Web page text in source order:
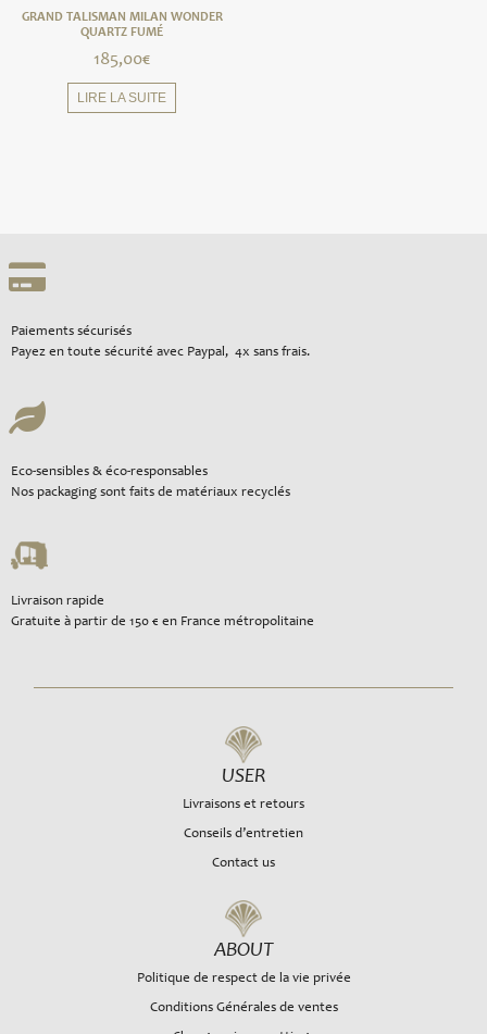
GRAND TALISMAN MILAN WONDER
QUARTZ FUMÉ
185,00€
LIRE LA SUITE
Paiements sécurisés
Payez en toute sécurité avec Paypal, 4x sans frais.
Eco-sensibles & éco-responsables
Nos packaging sont faits de matériaux recyclés
Livraison rapide
Gratuite à partir de 150 € en France métropolitaine
USER
Livraisons et retours
Conseils d’entretien
Contact us
ABOUT
Politique de respect de la vie privée
Conditions Générales de ventes